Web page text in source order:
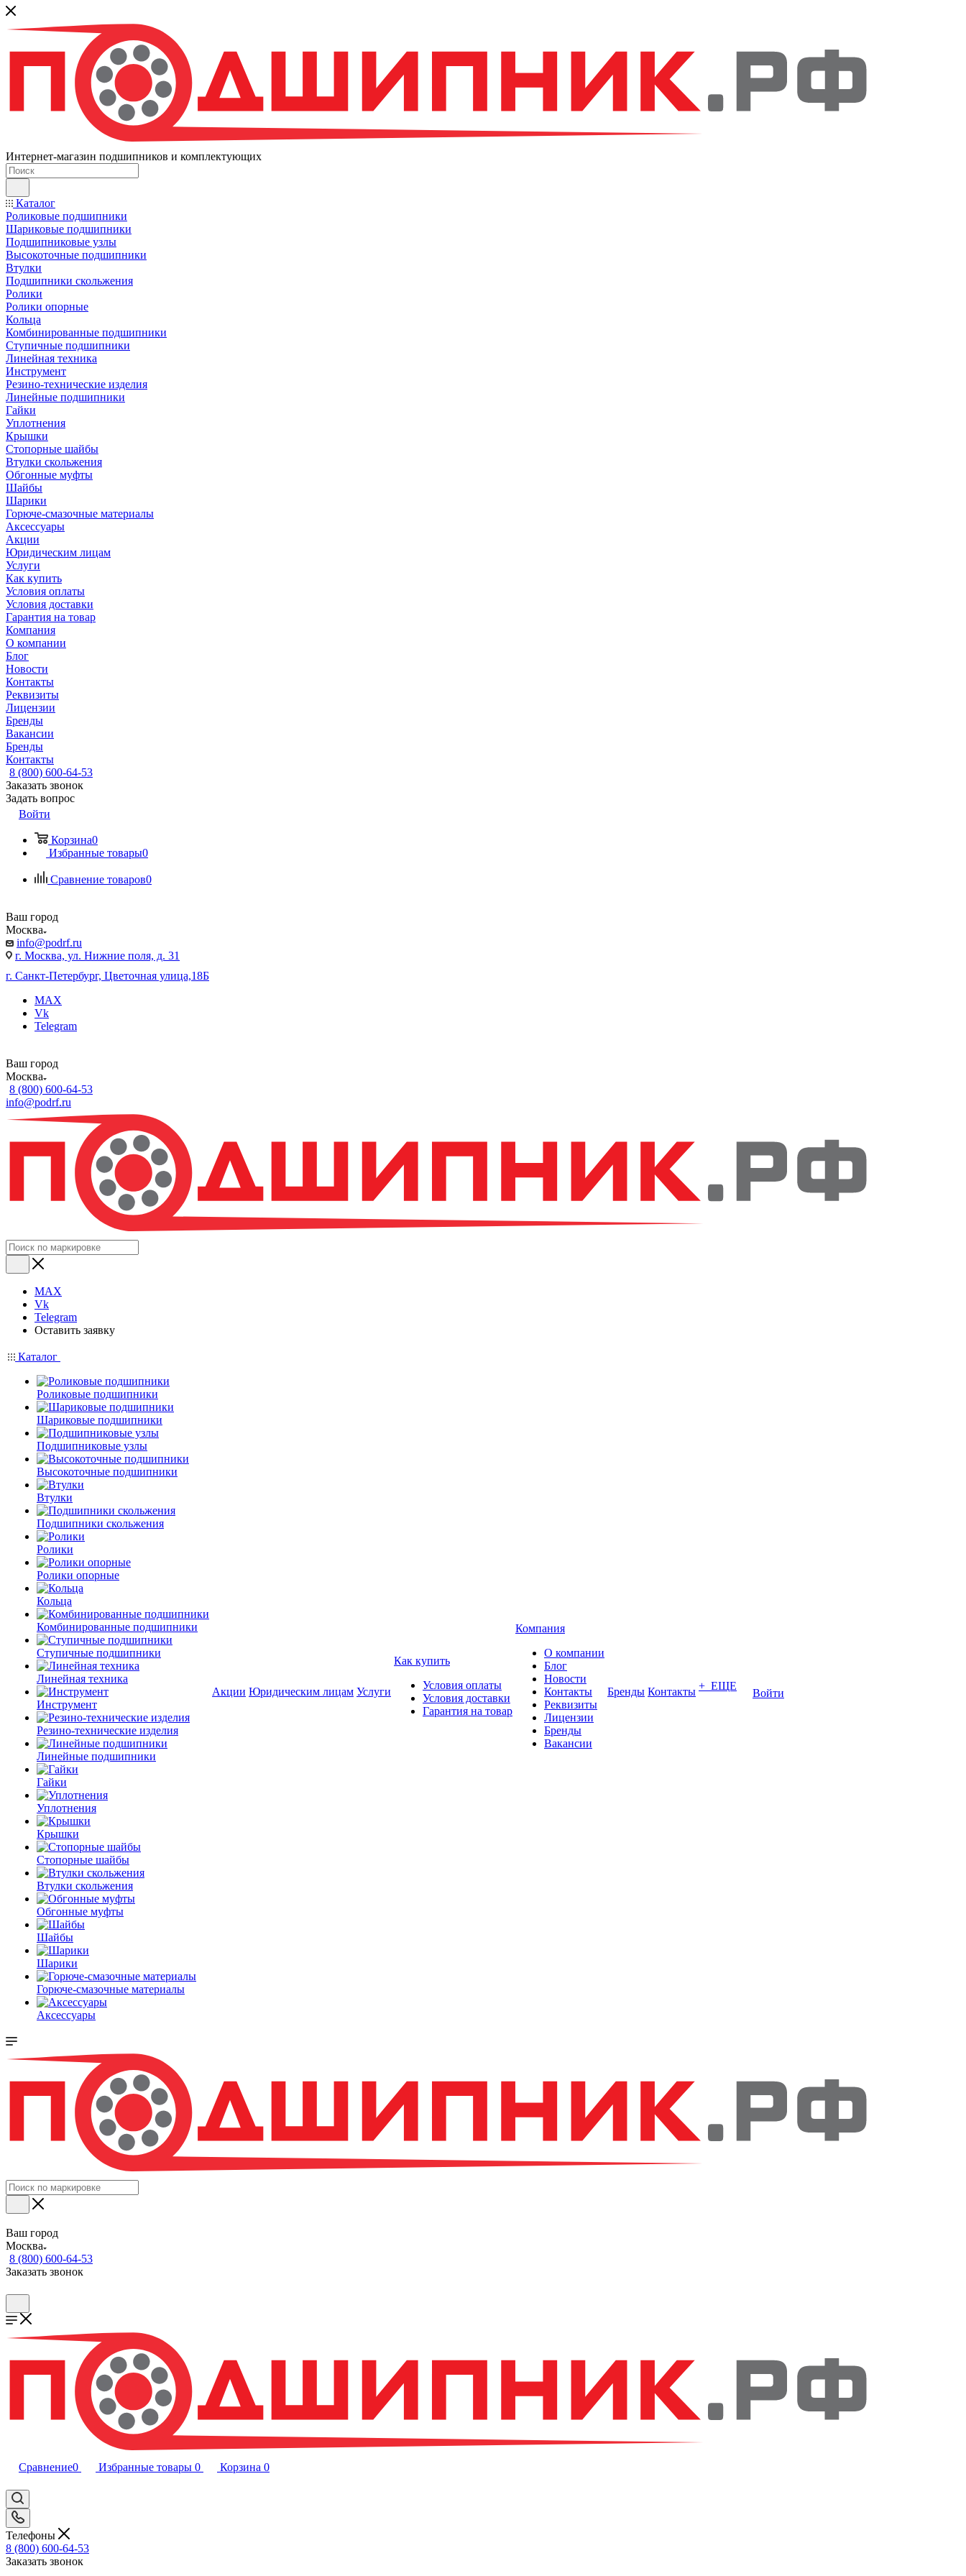
Интернет-магазин подшипников и комплектующих
Каталог
Роликовые подшипники
Шариковые подшипники
Подшипниковые узлы
Высокоточные подшипники
Втулки
Подшипники скольжения
Ролики
Ролики опорные
Кольца
Комбинированные подшипники
Ступичные подшипники
Линейная техника
Инструмент
Резино-технические изделия
Линейные подшипники
Гайки
Уплотнения
Крышки
Стопорные шайбы
Втулки скольжения
Обгонные муфты
Шайбы
Шарики
Горюче-смазочные материалы
Аксессуары
Акции
Юридическим лицам
Услуги
Как купить
Условия оплаты
Условия доставки
Гарантия на товар
Компания
О компании
Блог
Новости
Контакты
Реквизиты
Лицензии
Бренды
Вакансии
Бренды
Контакты
8 (800) 600-64-53
Заказать звонок
Задать вопрос
Войти
Корзина0
Избранные товары0
Сравнение товаров0
Ваш город
Москва
info@podrf.ru
г. Москва, ул. Нижние поля, д. 31
г. Санкт-Петербург, Цветочная улица,18Б
MAX
Vk
Telegram
Ваш город
Москва
8 (800) 600-64-53
info@podrf.ru
MAX
Vk
Telegram
Оставить заявку
Каталог
Роликовые подшипники
Шариковые подшипники
Подшипниковые узлы
Высокоточные подшипники
Втулки
Подшипники скольжения
Ролики
Ролики опорные
Кольца
Комбинированные подшипники
Ступичные подшипники
Линейная техника
Инструмент
Резино-технические изделия
Линейные подшипники
Гайки
Уплотнения
Крышки
Стопорные шайбы
Втулки скольжения
Обгонные муфты
Шайбы
Шарики
Горюче-смазочные материалы
Аксессуары
Акции Юридическим лицам Услуги
Как купить
Условия оплаты
Условия доставки
Гарантия на товар
Компания
О компании
Блог
Новости
Контакты
Реквизиты
Лицензии
Бренды
Вакансии
Бренды Контакты + ЕЩЕ
Войти
Ваш город
Москва
8 (800) 600-64-53
Заказать звонок
Сравнение0 Избранные товары 0 Корзина 0
Телефоны
8 (800) 600-64-53
Заказать звонок